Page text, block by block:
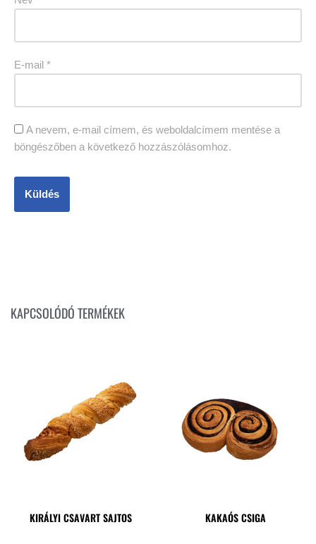
E-mail *
A nevem, e-mail címem, és weboldalcímem mentése a
böngészőben a következő hozzászólásomhoz.
KAPCSOLÓDÓ TERMÉKEK
KIRÁLYI CSAVART SAJTOS KAKAÓS CSIGA